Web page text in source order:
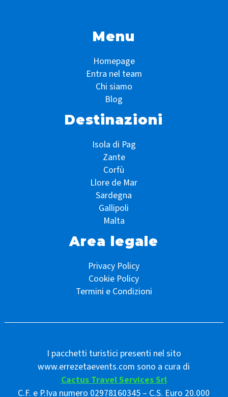
Menu
Homepage
Entra nel team
Chi siamo
Blog
Destinazioni
Isola di Pag
Zante
Corfù
Llore de Mar
Sardegna
Gallipoli
Malta
Area legale
Privacy Policy
Cookie Policy
Termini e Condizioni
I pacchetti turistici presenti nel sito
www.errezetaevents.com sono a cura di
Cactus Travel Services Srl
C.F. e P.Iva numero 02978160345 – C.S. Euro 20.000